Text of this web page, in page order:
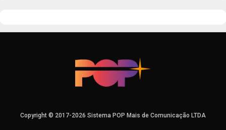
Copyright © 2017-2026 Sistema POP Mais de Comunicação LTDA